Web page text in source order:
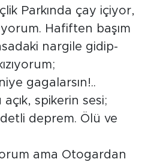
Parkında çay içiyor,
Hafiften başım
nargile gidip-
gagalarsın!..
spikerin sesi;
deprem. Ölü ve
ama Otogardan